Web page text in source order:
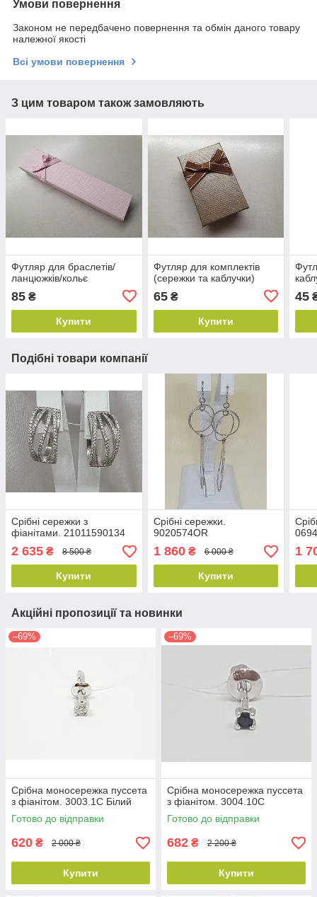
Умови повернення
Законом не передбачено повернення та обмін даного товару
належної якості
Всі умови повернення
З цим товаром також замовляють
Футляр для браслетів/
ланцюжків/кольє
85 ₴
Купити
Футляр для комплектів
(сережки та каблучки)
65₴
Купити
45
Подібні товари компанії
Срібні сережки з
фіанітами. 21011590134
2 635 ₴ 8 500 ₴
Купити
Срібні сережки.
9020574OR
1 860₴ 6 000 ₴
Купити
1
Акційні пропозиції та новинки
–69%
Срібна моносережка пуссета
з фіанітом. 3003.1С Білий
Готово до відправки
620 ₴ 2 000 ₴
Купити
–69%
Срібна моносережка пуссета
з фіанітом. 3004.10С
Готово до відправки
682 ₴ 2 200 ₴
Купити